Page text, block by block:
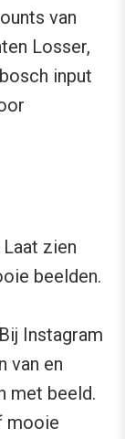
van
Losser,
input
Laat zien
beelden.
Instagram
van en
met beeld.
mooie